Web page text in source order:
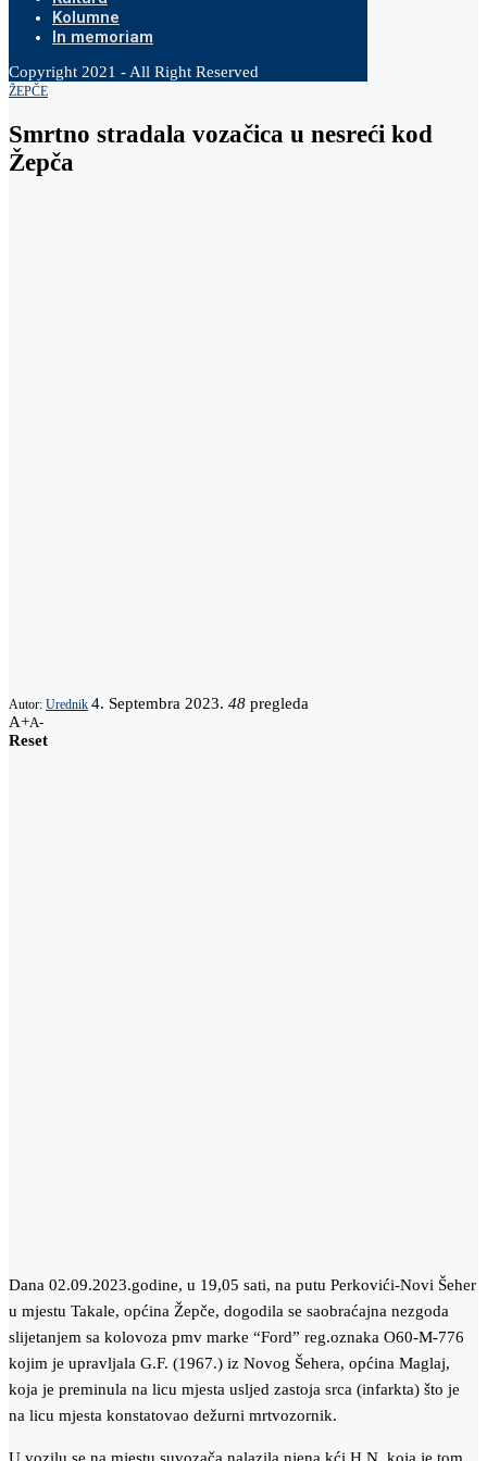
Kolumne
In memoriam
Copyright 2021 - All Right Reserved
ŽEPČE
Smrtno stradala vozačica u nesreći kod
Žepča
Autor: Urednik 4. Septembra 2023. 48 pregleda
A+A-
Reset
Dana 02.09.2023.godine, u 19,05 sati, na putu Perkovići-Novi Šeher
u mjestu Takale, općina Žepče, dogodila se saobraćajna nezgoda
slijetanjem sa kolovoza pmv marke “Ford” reg.oznaka O60-M-776
kojim je upravljala G.F. (1967.) iz Novog Šehera, općina Maglaj,
koja je preminula na licu mjesta usljed zastoja srca (infarkta) što je
na licu mjesta konstatovao dežurni mrtvozornik.